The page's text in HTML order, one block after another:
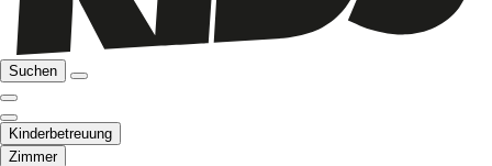
Suchen
Kinderbetreuung
Zimmer